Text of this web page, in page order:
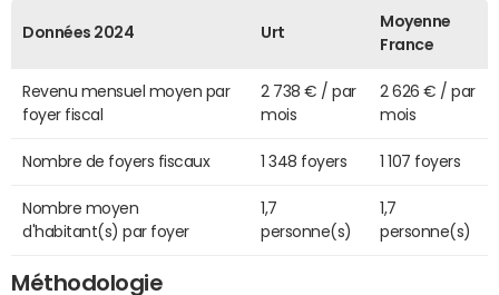
Données 2024 Urt
Moyenne
France
Revenu mensuel moyen par
foyer fiscal
2 738 € / par
mois
2 626 € / par
mois
Nombre de foyers fiscaux 1 348 foyers 1 107 foyers
Nombre moyen
d'habitant(s) par foyer
1,7
personne(s)
1,7
personne(s)
Méthodologie